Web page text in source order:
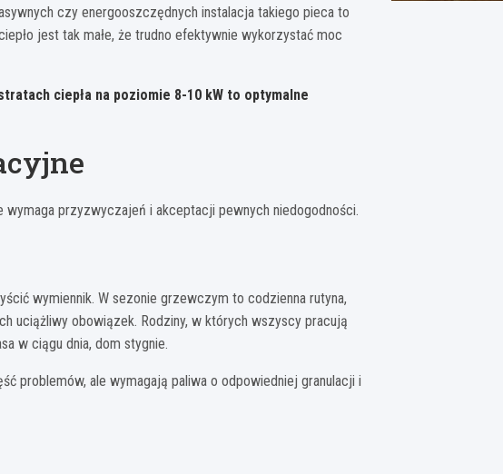
czy energooszczędnych instalacja takiego pieca to
jest tak małe, że trudno efektywnie wykorzystać moc
ciepła na poziomie 8-10 kW to optymalne
przyzwyczajeń i akceptacji pewnych niedogodności.
wymiennik. W sezonie grzewczym to codzienna rutyna,
uciążliwy obowiązek. Rodziny, w których wszyscy pracują
w ciągu dnia, dom stygnie.
problemów, ale wymagają paliwa o odpowiedniej granulacji i